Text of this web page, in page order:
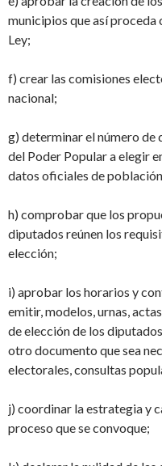
municipios que así proceda
Ley;
f) crear las comisiones
nacional;
g) determinar el número de
del Poder Popular a elegir
datos oficiales de
h) comprobar que los
diputados reúnen los
elección;
i) aprobar los horarios y
emitir, modelos, urnas,
de elección de los
otro documento que sea
electorales, consultas
j) coordinar la estrategia y
proceso que se convoque;